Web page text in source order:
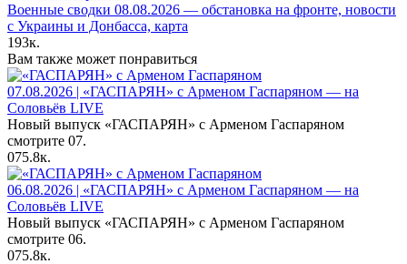
Военные сводки 08.08.2026 — обстановка на фронте, новости
с Украины и Донбасса, карта
193к.
Вам также может понравиться
07.08.2026 | «ГАСПАРЯН» с Арменом Гаспаряном — на
Соловьёв LIVE
Новый выпуск «ГАСПАРЯН» с Арменом Гаспаряном
смотрите 07.
075.8к.
06.08.2026 | «ГАСПАРЯН» с Арменом Гаспаряном — на
Соловьёв LIVE
Новый выпуск «ГАСПАРЯН» с Арменом Гаспаряном
смотрите 06.
075.8к.